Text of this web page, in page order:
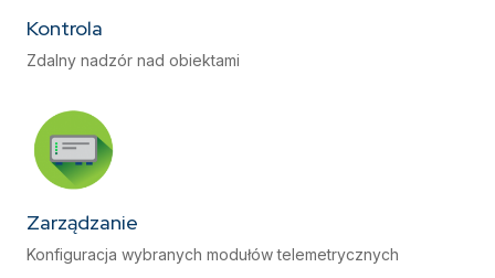
Kontrola
Zdalny nadzór nad obiektami
Zarządzanie
Konfiguracja wybranych modułów telemetrycznych